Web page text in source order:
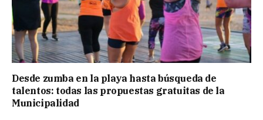
Desde zumba en la playa hasta búsqueda de
talentos: todas las propuestas gratuitas de la
Municipalidad